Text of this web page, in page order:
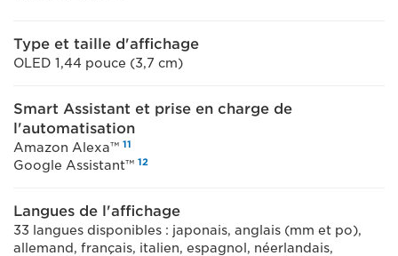
Type et taille d'affichage
OLED 1,44 pouce (3,7 cm)
Smart Assistant et prise en charge de
l'automatisation
Amazon Alexa™ 11
Google Assistant™ 12
Langues de l'affichage
33 langues disponibles : japonais, anglais (mm et po),
allemand, français, italien, espagnol, néerlandais,